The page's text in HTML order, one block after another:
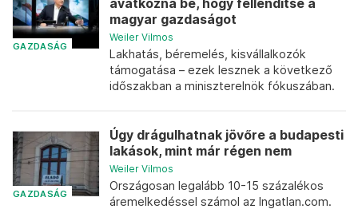
GAZDASÁG
avatkozna be, hogy fellendítse a
magyar gazdaságot
Weiler Vilmos
Lakhatás, béremelés, kisvállalkozók
támogatása – ezek lesznek a következő
időszakban a miniszterelnök fókuszában.
GAZDASÁG
Úgy drágulhatnak jövőre a budapesti
lakások, mint már régen nem
Weiler Vilmos
Országosan legalább 10-15 százalékos
áremelkedéssel számol az Ingatlan.com.